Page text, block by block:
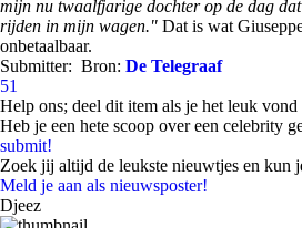
mijn nu twaalfjarige dochter op de dag
rijden in mijn wagen." Dat is wat
onbetaalbaar.
Submitter: Bron: De Telegraaf
51
Help ons; deel dit item als je het leuk vond
Heb je een hete scoop over een celebrity
submit!
Zoek jij altijd de leukste nieuwtjes en kun
Meld je aan als nieuwsposter!
Djeez